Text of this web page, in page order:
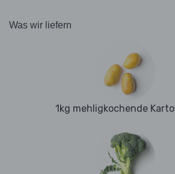
Was wir liefern
1kg mehligkochende